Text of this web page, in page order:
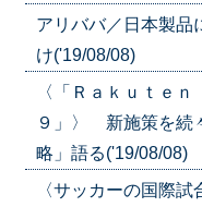
アリババ／日本製品
け('19/08/08)
〈「Ｒａｋｕｔｅ
９」〉 新施策を続
略」語る('19/08/08)
〈サッカーの国際